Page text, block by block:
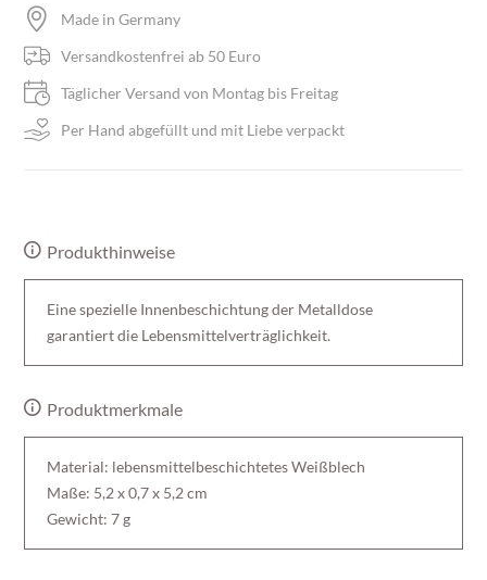
Made in Germany
Versandkostenfrei ab 50 Euro
Täglicher Versand von Montag bis Freitag
Per Hand abgefüllt und mit Liebe verpackt
Produkthinweise
Eine spezielle Innenbeschichtung der Metalldose
garantiert die Lebensmittelverträglichkeit.
Produktmerkmale
Material: lebensmittelbeschichtetes Weißblech
Maße: 5,2 x 0,7 x 5,2 cm
Gewicht: 7 g